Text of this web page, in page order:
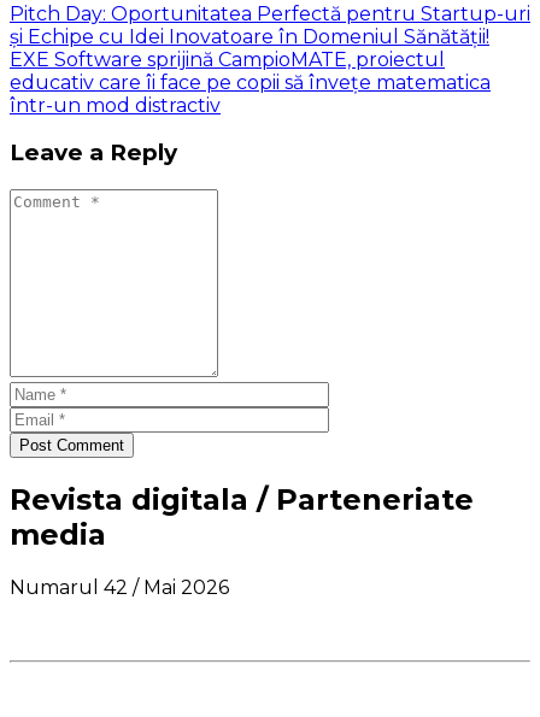
Pitch Day: Oportunitatea Perfectă pentru Startup-uri
și Echipe cu Idei Inovatoare în Domeniul Sănătății!
EXE Software sprijină CampioMATE, proiectul
educativ care îi face pe copii să învețe matematica
într-un mod distractiv
Leave a Reply
Post Comment
Revista digitala / Parteneriate
media
Numarul 42 / Mai 2026